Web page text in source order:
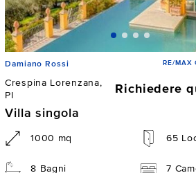
Damiano Rossi RE/MAX
Crespina Lorenzana,
PI
Richiedere
Villa singola
1000 mq 65
8 Bagni 7